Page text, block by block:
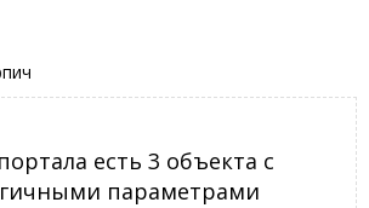
есть 3 объекта с
параметрами